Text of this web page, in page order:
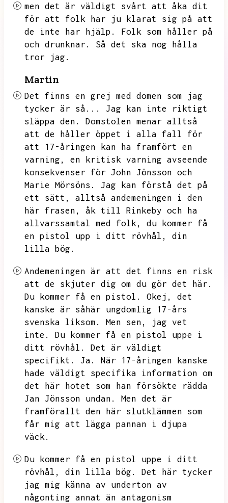
men det är väldigt svårt att åka dit
för att folk har ju klarat sig på att
de inte har hjälp.
Folk som håller på
och drunknar.
Så det ska nog hålla
tror jag.
Martin
Det finns en grej med domen som jag
tycker är så...
Jag kan inte riktigt
släppa den.
Domstolen menar alltså
att de håller öppet i alla fall för
att 17-åringen kan ha framfört en
varning,
en kritisk varning avseende
konsekvenser för John Jönsson och
Marie Mörsöns.
Jag kan förstå det på
ett sätt,
alltså andemeningen i den
här frasen,
åk till Rinkeby och ha
allvarssamtal med folk,
du kommer få
en pistol upp i ditt rövhål,
din
lilla bög.
Andemeningen är att det finns en risk
att de skjuter dig om du gör det här.
Du kommer få en pistol.
Okej,
det
kanske är såhär ungdomlig 17-års
svenska liksom.
Men sen,
jag vet
inte.
Du kommer få en pistol uppe i
ditt rövhål.
Det är väldigt
specifikt.
Ja.
När 17-åringen kanske
hade väldigt specifika information om
det här hotet som han försökte rädda
Jan Jönsson undan.
Men det är
framförallt den här slutklämmen som
får mig att lägga pannan i djupa
väck.
Du kommer få en pistol uppe i ditt
rövhål,
din lilla bög.
Det här tycker
jag mig känna av underton av
någonting annat än antagonism